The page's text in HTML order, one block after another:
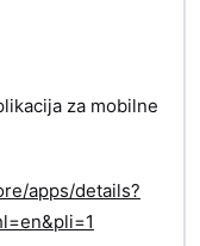
za mobilne
apps/details?